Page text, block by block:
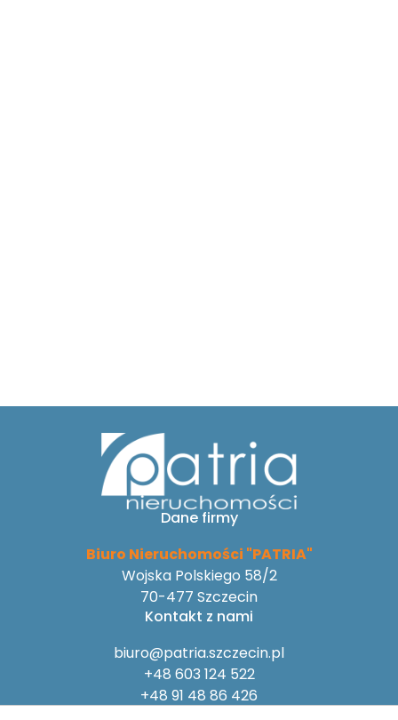
Dane firmy
Biuro Nieruchomości "PATRIA"
Wojska Polskiego 58/2
70-477 Szczecin
Kontakt z nami
biuro@patria.szczecin.pl
+48 603 124 522
+48 91 48 86 426